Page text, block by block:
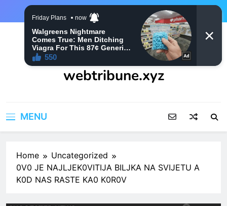
webtribune.xyz
MENU
Home
Uncategorized
0V0 JE NAJLJEK0VITIJA BILJKA NA SVIJETU A
K0D NAS RASTE KA0 K0R0V